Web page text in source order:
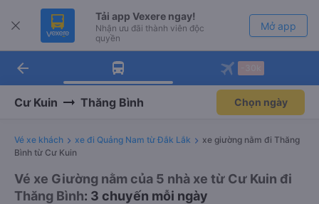
Tải app Vexere ngay!
Nhận ưu đãi thành viên độc
quyền
Mở app
Tải app Vexere
-30k/ghế khi đặt vé máy bay qua
Mở app
arrow_back
Cư Kuin Thăng Bình Chọn ngày
Vé xe khách xe đi Quảng Nam từ Đắk Lắk
xe giường nằm đi Thăng
Bình từ Cư Kuin
Vé xe Giường nằm của 5 nhà xe từ Cư Kuin đi
Thăng Bình: 3 chuyến mỗi ngày